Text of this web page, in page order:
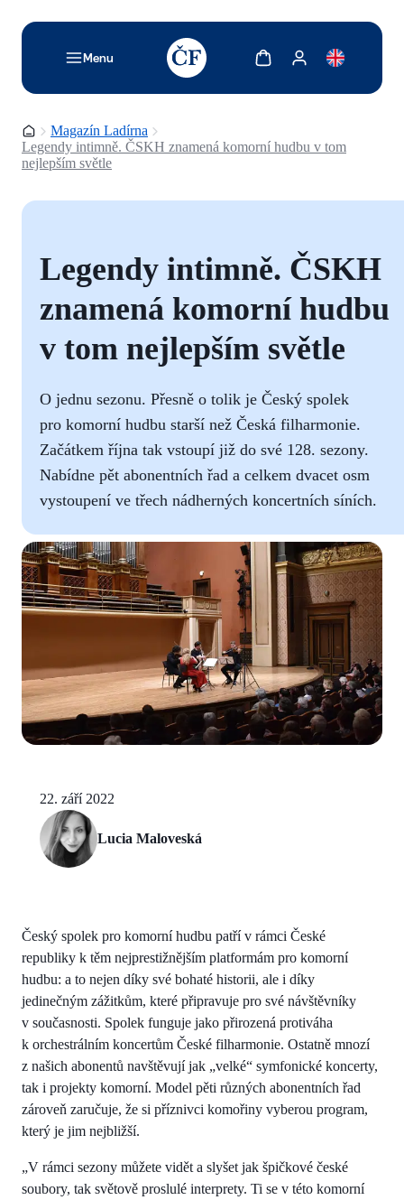
Menu
TODO: Add description for reader
Zobrazit košíkZobrazit můj účet
Domovská stránka
Magazín Ladírna
Legendy intimně. ČSKH znamená komorní hudbu v tom
nejlepším světle
Legendy intimně. ČSKH
znamená komorní hudbu
v tom nejlepším světle
O jednu sezonu. Přesně o tolik je Český spolek
pro komorní hudbu starší než Česká filharmonie.
Začátkem října tak vstoupí již do své 128. sezony.
Nabídne pět abonentních řad a celkem dvacet osm
vystoupení ve třech nádherných koncertních síních.
22. září 2022
Lucia Maloveská
Český spolek pro komorní hudbu patří v rámci České
republiky k těm nejprestižnějším platformám pro komorní
hudbu: a to nejen díky své bohaté historii, ale i díky
jedinečným zážitkům, které připravuje pro své návštěvníky
v současnosti. Spolek funguje jako přirozená protiváha
k orchestrálním koncertům České filharmonie. Ostatně mnozí
z našich abonentů navštěvují jak „velké“ symfonické koncerty,
tak i projekty komorní. Model pěti různých abonentních řad
zároveň zaručuje, že si příznivci komořiny vyberou program,
který je jim nejbližší.
„V rámci sezony můžete vidět a slyšet jak špičkové české
soubory, tak světově proslulé interprety. Ti se v této komorní